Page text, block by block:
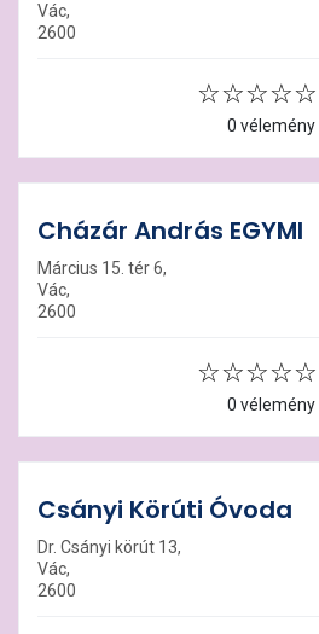
Vác,
2600
0 vélemény
Cházár András EGYMI
Március 15. tér 6,
Vác,
2600
0 vélemény
Csányi Körúti Óvoda
Dr. Csányi körút 13,
Vác,
2600